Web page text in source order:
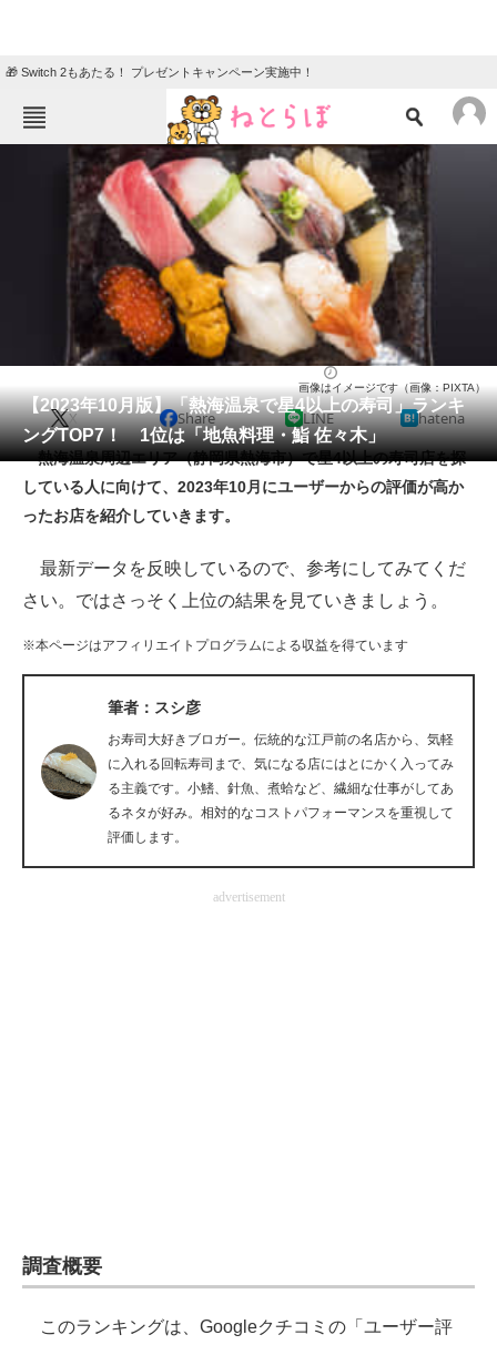
🎁 Switch 2もあたる！ プレゼントキャンペーン実施中！
ねとらぼメニュー
ニュース
クイズ
地域
教育・育児
リサーチ
会員記事
メディア
注目記事を集めた総合ページ
スマホと通信の最新トレンド
進化するPCとデバイスの未来
ビジネスと働き方のヒント
AI活用のいまが分かる
企業ITのトレンドを詳説
電子設計の基本と応用
【2023年10月版】「熱海温泉で星4以上の寿司」ランキ
ングTOP7！ 1位は「地魚料理・鮨 佐々木」
画像はイメージです（画像：PIXTA）
X Share LINE hatena
熱海温泉周辺エリア（静岡県熱海市）で星4以上の寿司店を探
している人に向けて、2023年10月にユーザーからの評価が高か
ったお店を紹介していきます。
最新データを反映しているので、参考にしてみてくだ
さい。ではさっそく上位の結果を見ていきましょう。
※本ページはアフィリエイトプログラムによる収益を得ています
筆者：スシ彦
お寿司大好きブロガー。伝統的な江戸前の名店から、気軽
に入れる回転寿司まで、気になる店にはとにかく入ってみ
る主義です。小鰭、針魚、煮蛤など、繊細な仕事がしてあ
るネタが好み。相対的なコストパフォーマンスを重視して
評価します。
advertisement
調査概要
このランキングは、Googleクチコミの「ユーザー評